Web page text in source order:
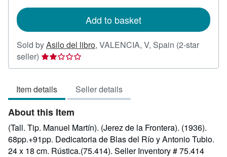
rates
Add to basket
Sold byAsilo del libro, VALENCIA, V, Spain (2-star
seller) Seller
rating
out
of
5
stars
Item details Seller details
About this Item
(Tall. Tip. Manuel Martín). (Jerez de la Frontera). (1936).
68pp.+91pp. Dedicatoria de Blas del Río y Antonio Tubio.
24 x 18 cm. Rústica.(75.414). Seller Inventory # 75.414